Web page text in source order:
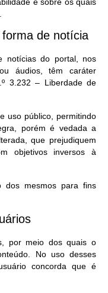
de notícia
notícias do portal, nos
áudios, têm caráter
3.232 – Liberdade de
uso público, permitindo
porém é vedada a
que prejudiquem
objetivos inversos à
dos mesmos para fins
por meio dos quais o
No uso desses
concorda que é